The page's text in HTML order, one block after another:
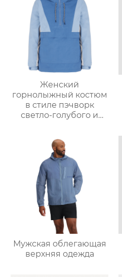
Женский
горнолыжный костюм
в стиле пэчворк
светло-голубого и
Мужская облегающая
верхняя одежда